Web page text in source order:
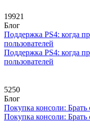
19921
Блог
Поддержка PS4: когда
пользователей
Поддержка PS4: когда
пользователей
5250
Блог
Покупка консоли:
Покупка консоли: